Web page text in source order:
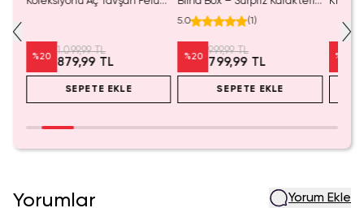
%20
1.099,99 TL
879,99 TL
SEPETE EKLE
Eğlenceli Sunum
5.0 (1)
%20
999,99 TL
799,99 TL
SEPETE EKLE
%
Yorumlar Yorum Ekle